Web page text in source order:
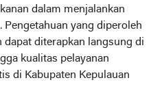
dalam menjalankan
yang diperoleh
dapat diterapkan langsung di
kualitas pelayanan
di Kabupaten Kepulauan